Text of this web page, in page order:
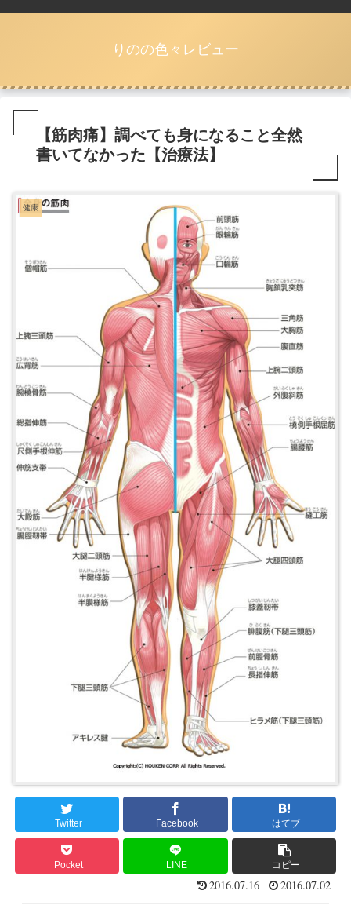
りのの色々レビュー
【筋肉痛】調べても身になること全然
書いてなかった【治療法】
健康
Twitter Facebook はてブ
Pocket LINE コピー
2016.07.16 2016.07.02